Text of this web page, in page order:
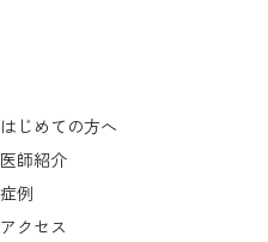
はじめての方へ
医師紹介
症例
アクセス